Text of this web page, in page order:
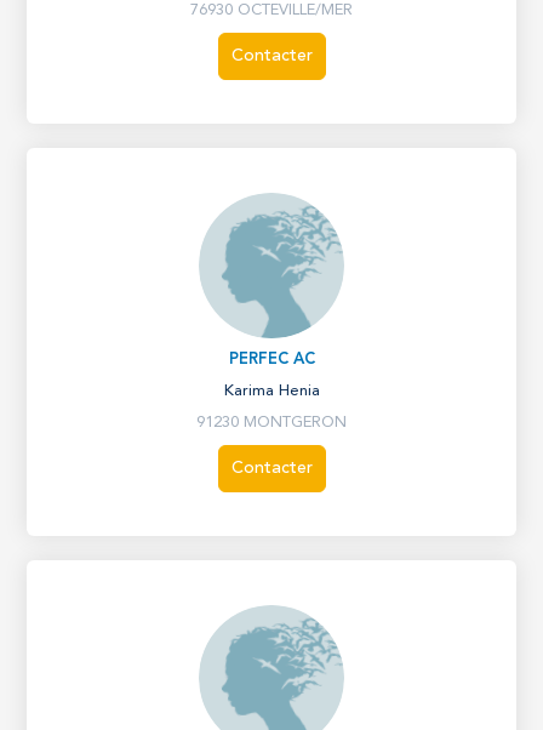
76930 OCTEVILLE/MER
Contacter
PERFEC AC
Karima Henia
91230 MONTGERON
Contacter